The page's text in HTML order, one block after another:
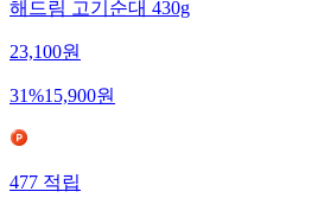
해드림 고기순대 430g
23,100원
31%15,900원
477적립